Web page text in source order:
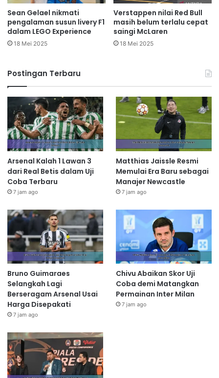
Sean Gelael nikmati
pengalaman susun livery F1
dalam LEGO Experience
18 Mei 2025
Verstappen nilai Red Bull
masih belum terlalu cepat
saingi McLaren
18 Mei 2025
Postingan Terbaru
Arsenal Kalah 1 Lawan 3
dari Real Betis dalam Uji
Coba Terbaru
7 jam ago
Matthias Jaissle Resmi
Memulai Era Baru sebagai
Manajer Newcastle
7 jam ago
Bruno Guimaraes
Selangkah Lagi
Berseragam Arsenal Usai
Harga Disepakati
7 jam ago
Chivu Abaikan Skor Uji
Coba demi Matangkan
Permainan Inter Milan
7 jam ago